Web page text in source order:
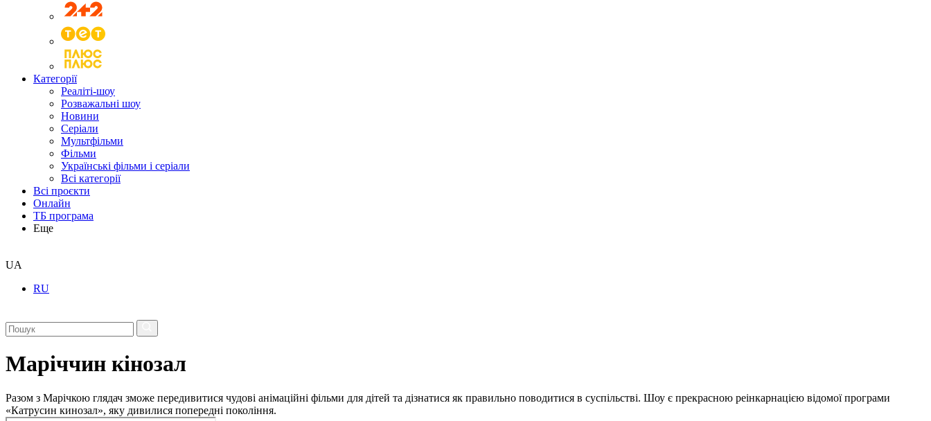
Категорії
Реаліті-шоу
Розважальні шоу
Новини
Серіали
Мультфільми
Фільми
Українські фільми і серіали
Всі категорії
Всі проєкти
Онлайн
ТБ програма
Еще
UA
RU
Маріччин кінозал
Разом з Марічкою глядач зможе передивитися чудові анімаційні фільми для дітей та дізнатися як правильно поводитися в суспільстві. Шоу є прекрасною реінкарнацією відомої програми
«Катрусин кинозал», яку дивилися попередні покоління.